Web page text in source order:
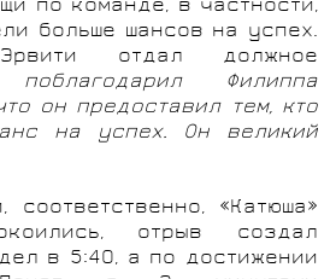
по команде, в частности,
больше шансов на успех.
отдал должное
Филиппа
он предоставил тем, кто
на успех. Он великий
«Катюша»
отрыв создал
в 5:40, а по достижении